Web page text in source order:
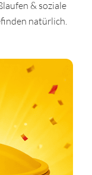
& soziale
natürlich.